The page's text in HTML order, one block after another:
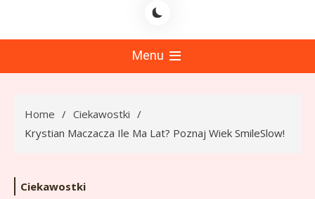
Porady
Menu
Home
Ciekawostki
Krystian Maczacza Ile Ma Lat? Poznaj Wiek SmileSlow!
Ciekawostki